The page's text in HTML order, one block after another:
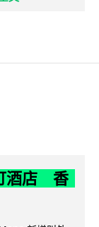
酒店 香